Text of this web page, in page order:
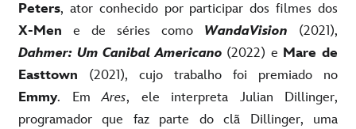
Peters, ator conhecido por participar dos filmes dos
X-Men e de séries como WandaVision (2021),
Dahmer: Um Canibal Americano (2022) e Mare de
Easttown (2021), cujo trabalho foi premiado no
Emmy. EmAres, ele interpreta Julian Dillinger,
programador que faz parte do clã Dillinger, uma